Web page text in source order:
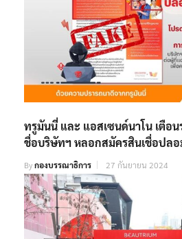
ทรูมันนี่ และ แอสเซนด์นาโน เตือ
ชื่อบริษัทฯ หลอกสมัครสินเชื่อปลอ
Byกองบรรณาธิการ 27 กันยายน 2024